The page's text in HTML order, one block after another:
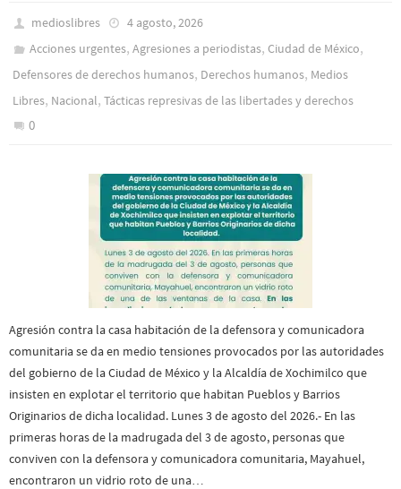
medioslibres
4 agosto, 2026
Acciones urgentes,Agresiones a periodistas,Ciudad de México,
Defensores de derechos humanos, Derechos humanos, Medios
Libres, Nacional, Tácticas represivas de las libertades y derechos
0
Agresión contra la casa habitación de la defensora y comunicadora
comunitaria se da en medio tensiones provocados por las autoridades
del gobierno de la Ciudad de México y la Alcaldía de Xochimilco que
insisten en explotar el territorio que habitan Pueblos y Barrios
Originarios de dicha localidad. Lunes 3 de agosto del 2026.- En las
primeras horas de la madrugada del 3 de agosto, personas que
conviven con la defensora y comunicadora comunitaria, Mayahuel,
encontraron un vidrio roto de una…